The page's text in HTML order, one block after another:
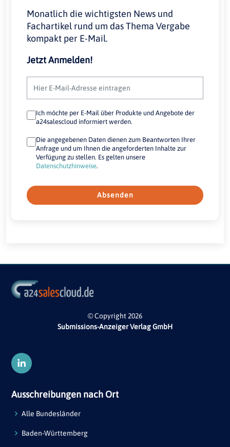
Monatlich die wichtigsten News und
Fachartikel rund um das Thema Vergabe
kompakt per E-Mail.
Jetzt Anmelden!
Ich möchte per E-Mail über Produkte und Angebote der
a24salescloud informiert werden.
Die angegebenen Daten dienen zum Beantworten Ihrer
Anfrage und um Ihnen die angeforderten Inhalte zur
Verfügung zu stellen. Es gelten unsere
Datenschutzhinweise.
Absenden
© Copyright 2026
Submissions-Anzeiger Verlag GmbH
Ausschreibungen nach Ort
Alle Bundesländer
Baden-Württemberg